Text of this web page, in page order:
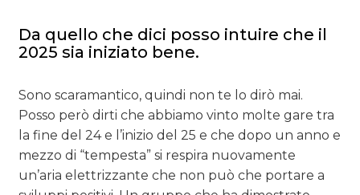
Da quello che dici posso intuire che il
2025 sia iniziato bene.
Sono scaramantico, quindi non te lo dirò mai.
Posso però dirti che abbiamo vinto molte gare tra
la fine del 24 e l’inizio del 25 e che dopo un anno e
mezzo di “tempesta” si respira nuovamente
un’aria elettrizzante che non può che portare a